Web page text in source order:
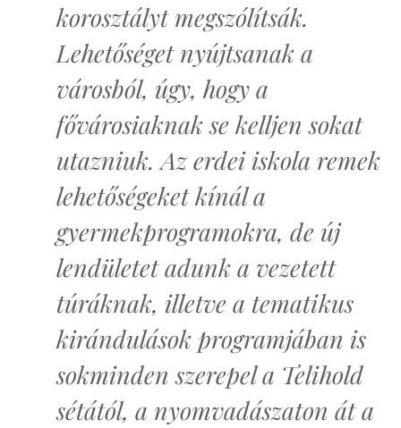
korosztályt megszólítsák.
Lehetőséget nyújtsanak a
városból, úgy, hogy a
fővárosiaknak se kelljen sokat
utazniuk. Az erdei iskola remek
lehetőségeket kínál a
gyermekprogramokra, de új
lendületet adunk a vezetett
túráknak, illetve a tematikus
kirándulások programjában is
sokminden szerepel a Telihold
sétától, a nyomvadászaton át a